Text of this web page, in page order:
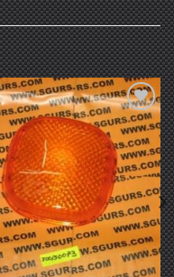
Добавить
в список
желаний